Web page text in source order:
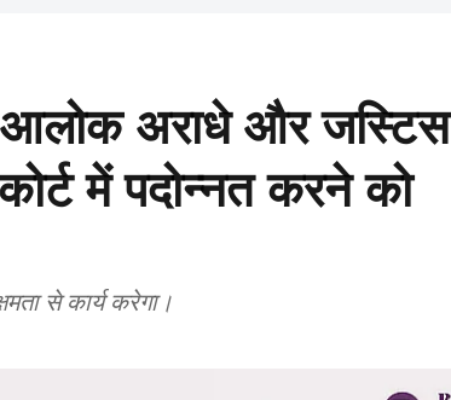
अराधे और जस्टिस
में पदोन्नत करने को
से कार्य करेगा।